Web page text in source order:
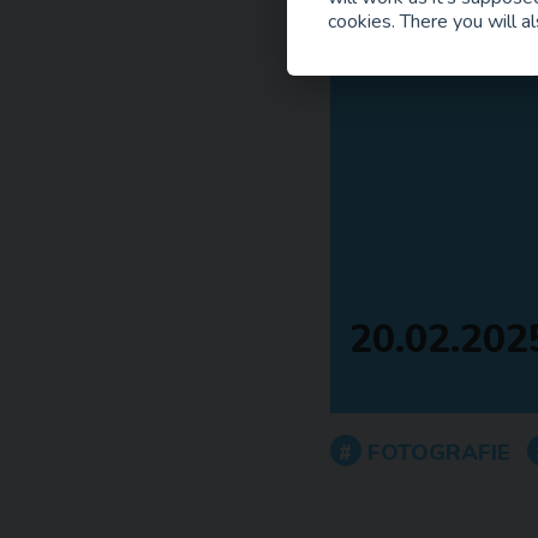
FOTOGRAFIE
cookies. There you will